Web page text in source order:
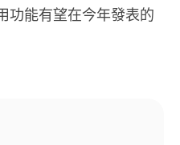
功能有望在今年發表的